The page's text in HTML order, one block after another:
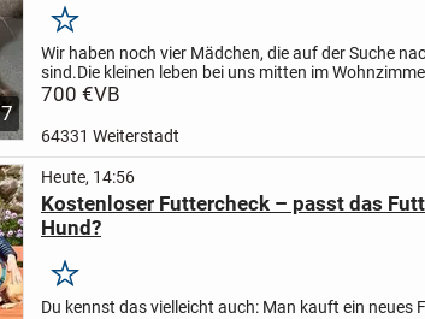
7
Merken
Wir haben noch vier Mädchen, die auf der Suche
sind.Die kleinen leben bei uns mitten im
an die Toilette gewöhnt. Es geht seit drei Wochen...
700 €VB
64331 Weiterstadt
Heute, 14:56
Kostenloser Futtercheck – passt das
Hund?
Merken
Du kennst das vielleicht auch:Man kauft ein neues